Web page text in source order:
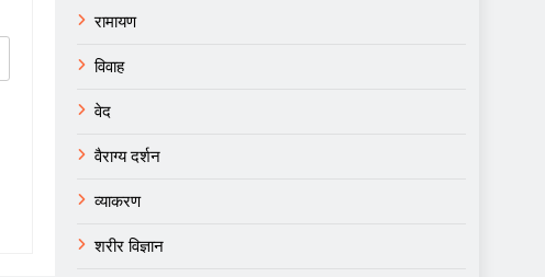
रामायण
विवाह
वेद
वैराग्य दर्शन
व्याकरण
शरीर विज्ञान